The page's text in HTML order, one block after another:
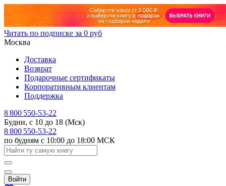
Читать по подписке за 0 руб
Москва
Доставка
Возврат
Подарочные сертификаты
Корпоративным клиентам
Поддержка
8 800 550-53-22
Будни, с 10 до 18 (Мск)
8 800 550-53-22
по будням с 10:00 до 18:00 МСК
Войти